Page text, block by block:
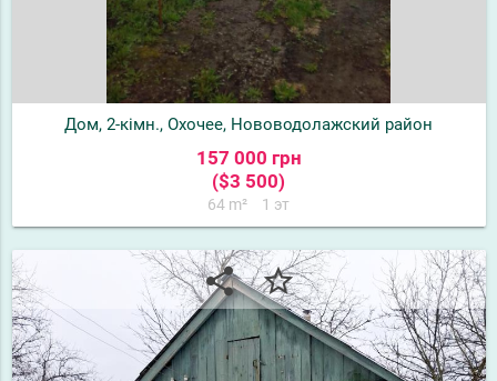
Дом, 2-кімн., Охочее, Нововодолажский район
157 000 грн
($3 500)
64 m² 1 эт
share star_border